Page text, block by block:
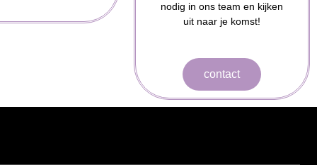
nodig in ons team en kijken
uit naar je komst!
contact